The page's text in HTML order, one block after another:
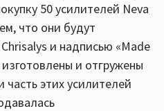
50 усилителей Neva
что они будут
и надписью «Made
и отгружены
часть этих усилителей